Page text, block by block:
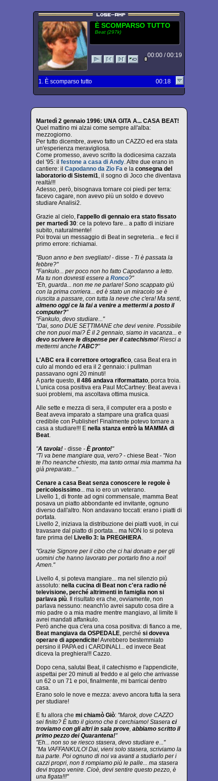
È SCOMPARSO TUTTO
Beat (297k)
00:00 / 00:19
1. È scomparso tutto 00:18
Martedì 2 gennaio 1996: UNA GITA A... CASA BEAT!
Quel mattino mi alzai come sempre all'alba:
mezzogiorno.
Per tutto dicembre, avevo fatto un CAZZO ed era stata
un'esperienza meravigliosa.
Come promesso, avevo scritto la dodicesima cazzata
del '95: il festone a casa di Andy. Altre due erano in
cantiere: il Capodanno da Zio Fa e la consegna del
laboratorio di Sistemi1, il sogno di Joco che diventava
realtà!!!
Adesso, però, bisognava tornare coi piedi per terra:
facevo cagare, non avevo più un soldo e dovevo
studiare Analisi2.
Grazie al cielo, l'appello di gennaio era stato fissato
per martedì 30: ce la potevo fare... a patto di iniziare
subito, naturalmente!
Poi trovai un messaggio di Beat in segreteria... e feci il
primo errore: richiamai.
"Buon anno e ben svegliato!- disse - Ti è passata la
febbre?"
"Fankulo... per poco non ho fatto Capodanno a letto.
Ma tu non dovresti essere a Ronco?"
"Eh, guarda... non me ne parlare! Sono scappato giù
con la prima corriera... ed è stato un miracolo se è
riuscita a passare, con tutta la neve che c'era! Ma senti,
almeno oggi ce la fai a venire a mettermi a posto il
computer?"
"Fankulo, devo studiare..."
"Dai, sono DUE SETTIMANE che devi venire. Possibile
che non puoi mai? È il 2 gennaio, siamo in vacanza... e
devo scrivere le dispense per il catechismo! Riesci a
mettermi anche l'ABC?"
L'ABC era il correttore ortografico, casa Beat era in
culo al mondo ed era il 2 gennaio: i pullman
passavano ogni 20 minuti!
A parte questo, il 486 andava riformattato, porca troia.
L'unica cosa positiva era Paul McCartney: Beat aveva i
suoi problemi, ma ascoltava ottima musica.
Alle sette e mezza di sera, il computer era a posto e
Beat aveva imparato a stampare una grafica quasi
credibile con Publisher! Finalmente potevo tornare a
casa a studiare!!! E nella stanza entrò la MAMMA di
Beat.
"A tavola! - disse - È pronto!"
"Ti va bene mangiare qua, vero? - chiese Beat- "Non
te l'ho neanche chiesto, ma tanto ormai mia mamma ha
già preparato..."
Cenare a casa Beat senza conoscere le regole è
pericolosissimo... ma io ero un veterano.
Livello 1, di fronte ad ogni commensale, mamma Beat
posava un piatto abbondante ed invitante, ognuno
diverso dall'altro. Non andavano toccati: erano i piatti di
portata.
Livello 2, iniziava la distribuzione dei piatti vuoti, in cui
travasare dal piatto di portata... ma NON lo si poteva
fare prima del
Livello 3: la PREGHIERA.
"Grazie Signore per il cibo che ci hai donato e per gli
uomini che hanno lavorato per portarlo fino a noi!
Amen."
Livello 4, si poteva mangiare... ma nel silenzio più
assoluto: nella cucina di Beat non c'era radio né
televisione, perché altrimenti in famiglia non si
parlava più. Il risultato era che, ovviamente, non
parlava nessuno: neanch'io avrei saputo cosa dire a
mio padre o a mia madre mentre mangiavo, al limite li
avrei mandati affankulo.
Però anche qua c'era una cosa positiva: di fianco a me,
Beat mangiava da OSPEDALE, perché si doveva
operare di appendicite! Avrebbero bestemmiato
persino il PAPA ed i CARDINALI... ed invece Beat
diceva la preghiera!!! Cazzo.
Dopo cena, salutai Beat, il catechismo e l'appendicite,
aspettai per 20 minuti al freddo e al gelo che arrivasse
un 62 o un 71 e poi, finalmente, mi barricai dentro
casa.
Erano solo le nove e mezza: avevo ancora tutta la sera
per studiare!
E fu allora che mi chiamò Giò: "Marok, dove CAZZO
sei finito? È tutto il giorno che ti cerchiamo! Stasera ci
troviamo con gli altri in sala prove, abbiamo scritto il
primo pezzo dei Quarantena!"
"Eh... non so se riesco stasera, devo studiare e..."
"Ma VAFFANKULO! Dai, vieni solo stasera, scriviamo la
tua parte. Poi ognuno di noi va avanti a studiarlo per i
cazzi propri, non ti rompiamo più le palle... ma stasera
devi troppo venire. Cioè, devi sentire questo pezzo, è
una figata!!!"